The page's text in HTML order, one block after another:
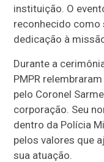
instituição. O
reconhecido como
dedicação à
Durante a
PMPR
pelo Coronel
corporação. Seu
dentro da Polícia
pelos valores que
sua atuação.